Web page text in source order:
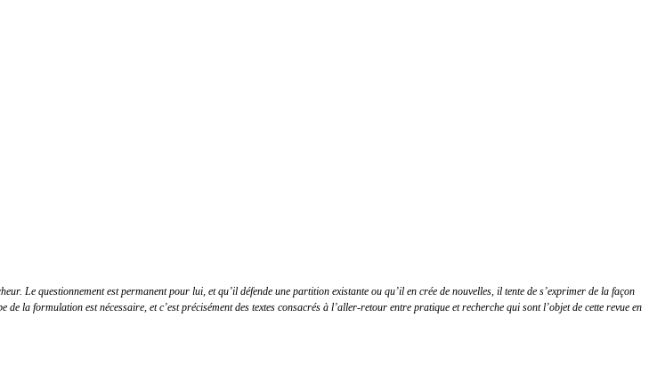
Le questionnement est permanent pour lui, et qu’il défende une partition existante ou qu’il en crée de nouvelles, il tente de s’exprimer de la façon
la formulation est nécessaire, et c’est précisément des textes consacrés à l’aller-retour entre pratique et recherche qui sont l’objet de cette revue en